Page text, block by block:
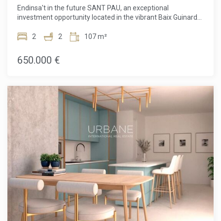
Endinsa't in the future SANT PAU, an exceptional
investment opportunity located in the vibrant Baix Guinardó
It's a lifestyle. Gaudeix offers unparalleled comfort with all
environment. You will be just minutes from the Hospital de
Sant Pau and a short 15-minute walk from the world
and functional aesthetic, with bright and spacious interiors,
clear lines and a distribution that makes the most of every
square meter. It is not just a good design, but an intelligent
model of high energy efficiency, guaranteeing comfort and
sustainability.Construction and Qualification FinishesFrom
its foundations, SANT PAU is built with quality. The structure
is formed with a base designed by experts according to a
geotechnical study. The façana cridanera presents a
continuous and fratasat coating, while the coating is flat
with durable antilliscant porcellanic stoneware. Inside, the
attention to detail continues. The common areas, such as
the hallway and the stairs, are paved with elegant porcelain
stoneware. The habitable spaces have floating parquet,
2 2 107 m²
650.000 €